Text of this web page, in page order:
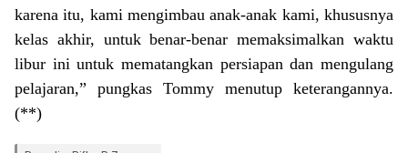
karena itu, kami mengimbau anak-anak kami, khususnya
kelas akhir, untuk benar-benar memaksimalkan waktu
libur ini untuk mematangkan persiapan dan mengulang
pelajaran,” pungkas Tommy menutup keterangannya.
(**)